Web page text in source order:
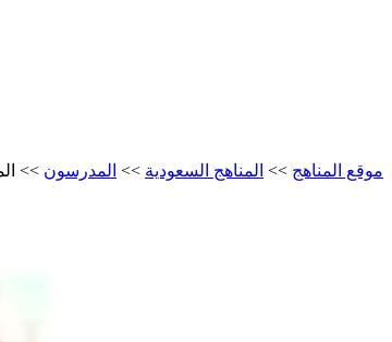
موقع المناهج >> المناهج السعودية >> المدرسون >>